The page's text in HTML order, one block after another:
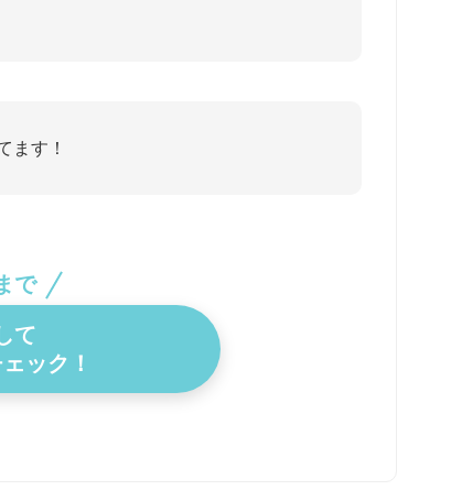
ます！
で
て
ック！